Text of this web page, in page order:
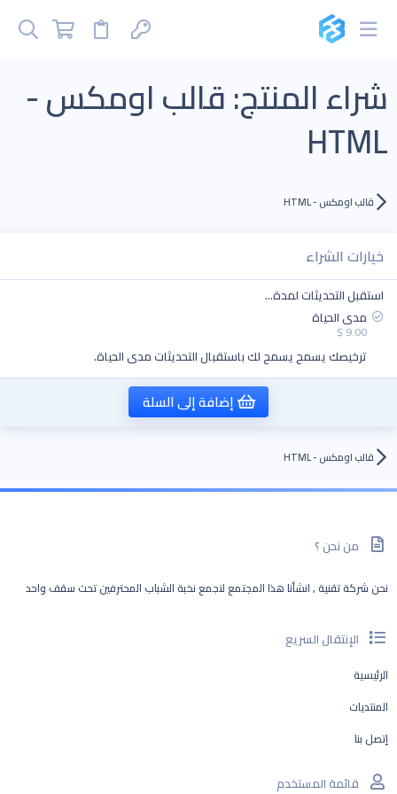
شراء المنتج: قالب اومكس -
HTML
قالب اومكس - HTML
خيارات الشراء
استقبل التحديثات لمدة…
مدى الحياة
9.00 $
ترخيصك يسمح يسمح لك باستقبال التحديثات مدى الحياة.
إضافة إلى السلة
قالب اومكس - HTML
من نحن ؟
نحن شركة تقنية , انشأنا هذا المجتمع لنجمع نخبة الشباب المحترفين تحت سقف واحد
الإنتقال السريع
الرئيسية
المنتديات
إتصل بنا
قائمة المستخدم